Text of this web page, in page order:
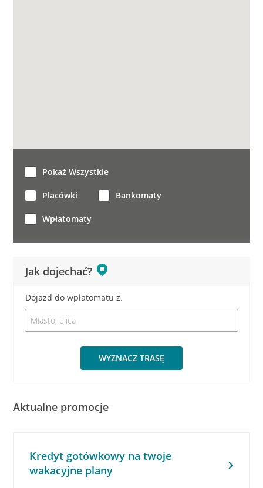
Jak dojechać?
Dojazd do wpłatomatu z:
WYZNACZ TRASĘ
Pokaż Wszystkie
Placówki Bankomaty
Wpłatomaty
Aktualne promocje
Kredyt gotówkowy na twoje
wakacyjne plany